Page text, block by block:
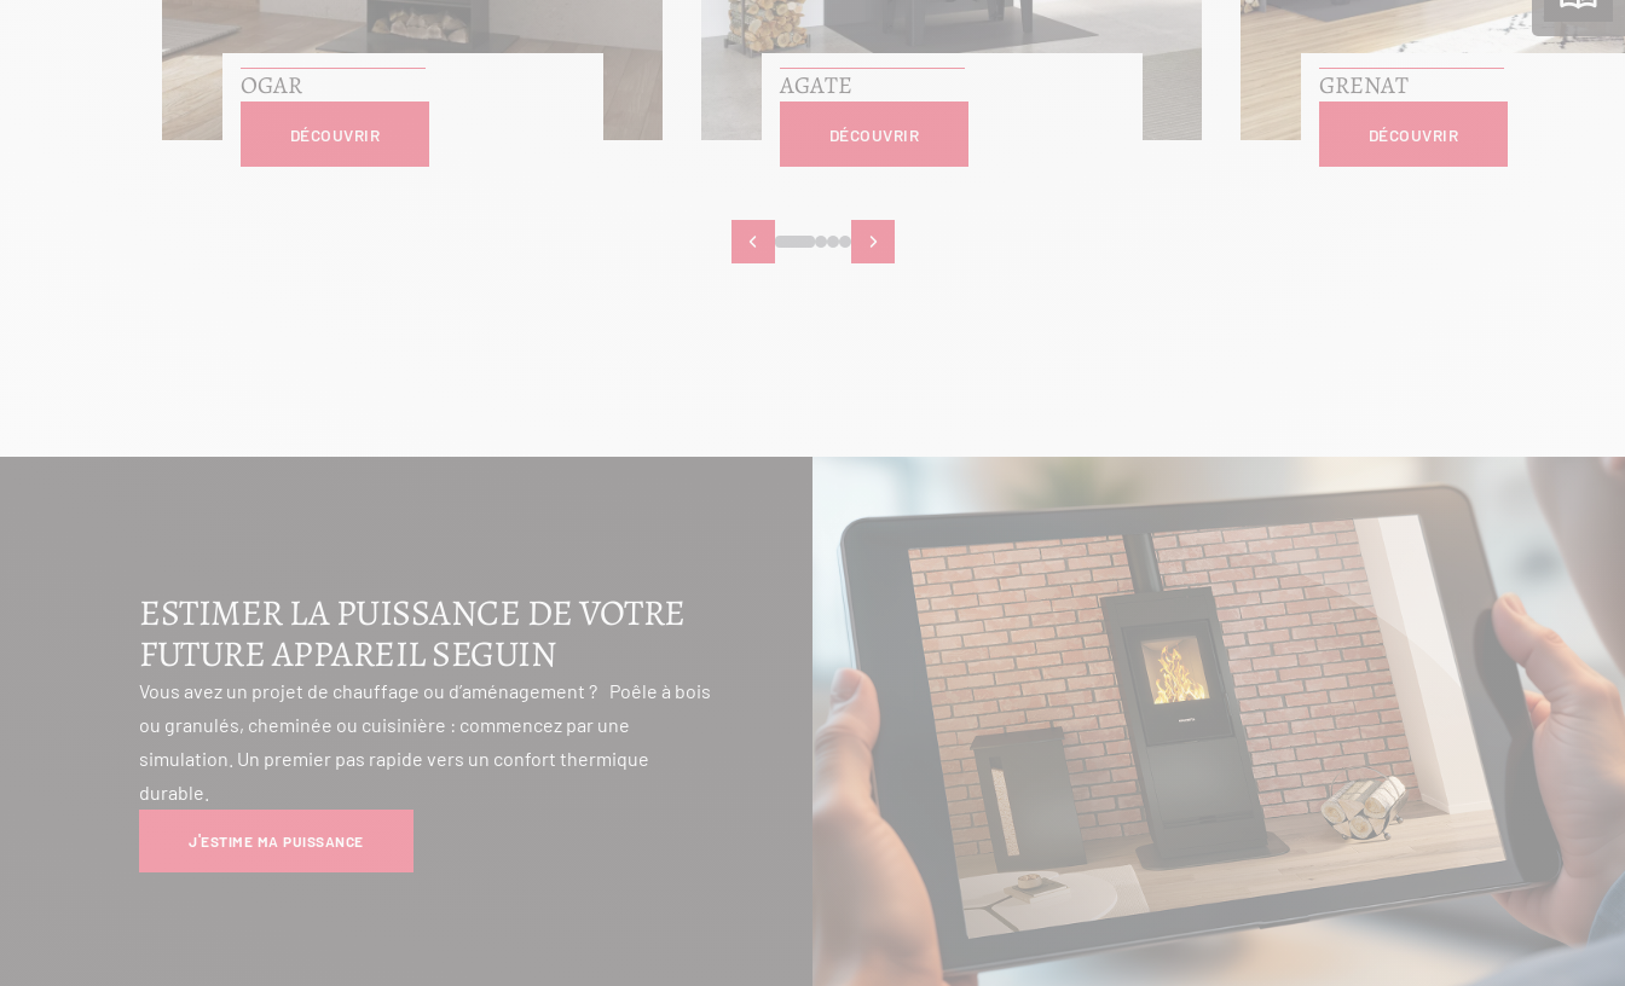
OGAR
DÉCOUVRIR
AGATE
DÉCOUVRIR
GRENAT
DÉCOUVRIR
ESTIMER LA PUISSANCE DE VOTRE
FUTURE APPAREIL SEGUIN
Vous avez un projet de chauffage ou d’aménagement ? Poêle à bois
ou granulés, cheminée ou cuisinière : commencez par une
simulation. Un premier pas rapide vers un confort thermique
durable.
J'ESTIME MA PUISSANCE